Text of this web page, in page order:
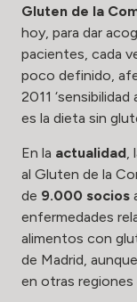
Gluten de la
hoy, para dar
pacientes, cada
poco definido,
2011
es la dieta sin
En la actualidad,
al Gluten de la
de 9.000 socios
enfermedades
alimentos con
de Madrid,
en otras regiones